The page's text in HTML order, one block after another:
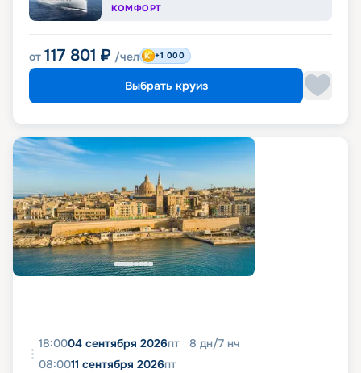
КОМФОРТ
от 117 801 ₽ /чел +1 000
Выбрать круиз
18:0004 сентября 2026пт 8 дн/7 нч
08:0011 сентября 2026пт